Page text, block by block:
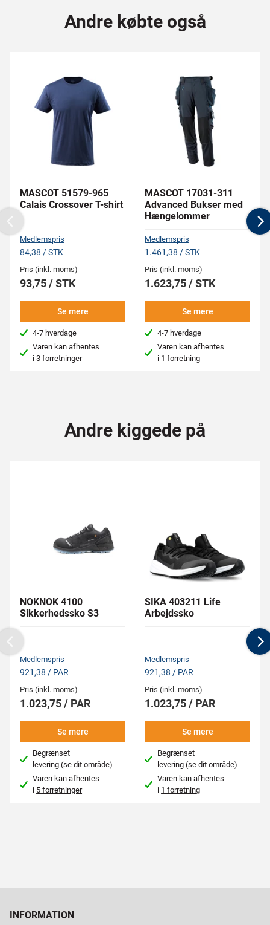
Andre købte også
MASCOT 51579-965
Calais Crossover T-shirt
Medlemspris
84,38 / STK
Pris (inkl. moms)
93,75 / STK
Se mere
4-7 hverdage
Varen kan afhentes
i3 forretninger
MASCOT 17031-311
Advanced Bukser med
Hængelommer
Medlemspris
1.461,38 / STK
Pris (inkl. moms)
1.623,75 / STK
Se mere
4-7 hverdage
Varen kan afhentes
i 1 forretning
Previous
Andre kiggede på
NOKNOK 4100
Sikkerhedssko S3
Medlemspris
921,38 / PAR
Pris (inkl. moms)
1.023,75 / PAR
Se mere
Begrænset
levering(se dit område)
Varen kan afhentes
i 5 forretninger
SIKA 403211 Life
Arbejdssko
Medlemspris
921,38 / PAR
Pris (inkl. moms)
1.023,75 / PAR
Se mere
Begrænset
levering(se dit område)
Varen kan afhentes
i 1 forretning
Previous
INFORMATION